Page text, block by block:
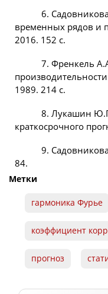
6.
временных рядов и
2016. 152 с.
7. Френкель
1989. 214 с.
8. Лукашин
краткосрочного
9.
84.
Метки
гармоника Фурье
коэффициент
прогноз